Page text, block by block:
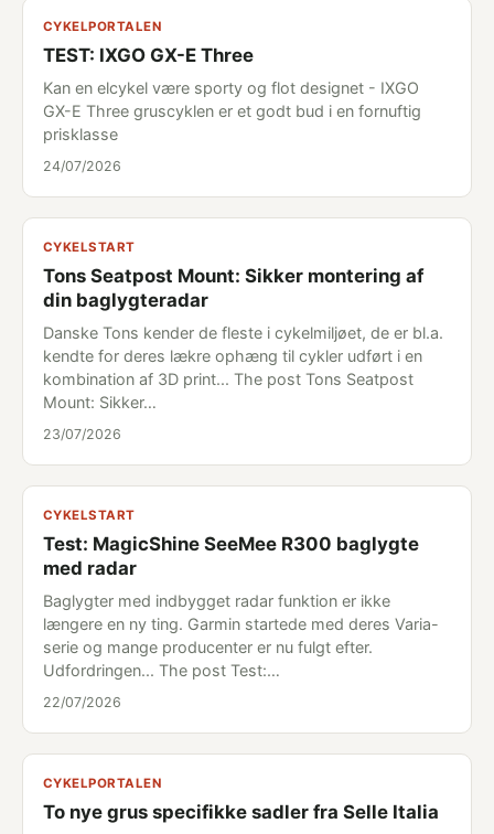
CYKELPORTALEN
TEST: IXGO GX-E Three
Kan en elcykel være sporty og flot designet - IXGO
GX-E Three gruscyklen er et godt bud i en fornuftig
prisklasse
24/07/2026
CYKELSTART
Tons Seatpost Mount: Sikker montering af
din baglygteradar
Danske Tons kender de fleste i cykelmiljøet, de er bl.a.
kendte for deres lækre ophæng til cykler udført i en
kombination af 3D print... The post Tons Seatpost
Mount: Sikker…
23/07/2026
CYKELSTART
Test: MagicShine SeeMee R300 baglygte
med radar
Baglygter med indbygget radar funktion er ikke
længere en ny ting. Garmin startede med deres Varia-
serie og mange producenter er nu fulgt efter.
Udfordringen... The post Test:…
22/07/2026
CYKELPORTALEN
To nye grus specifikke sadler fra Selle Italia